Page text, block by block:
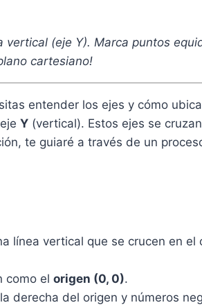
(eje Y). Marca puntos
cartesiano!
entender los ejes y cómo
Y (vertical). Estos ejes se
te guiaré a través de un
línea vertical que se crucen en el
como el origen (0, 0).
derecha del origen y números